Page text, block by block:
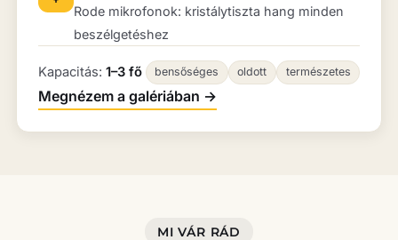
Rode mikrofonok: kristálytiszta hang minden
beszélgetéshez
Kapacitás: 1–3 fő bensőséges oldott természetes
Megnézem a galériában →
MI VÁR RÁD